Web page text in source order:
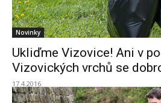
Novinky
Ukliďme Vizovice! Ani v
Vizovických vrchů se
17.4.2016